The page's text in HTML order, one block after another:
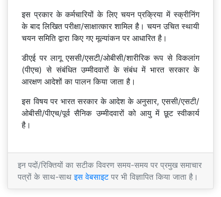
इस प्रकार के कर्मचारियों के लिए चयन प्रक्रिया में स्क्रीनिंग
के बाद लिखित परीक्षा/साक्षात्कार शामिल है। चयन उचित स्थायी
चयन समिति द्वारा किए गए मूल्यांकन पर आधारित है।
डीएई पर लागू एससी/एसटी/ओबीसी/शारीरिक रूप से विकलांग
(पीएच) से संबंधित उम्मीदवारों के संबंध में भारत सरकार के
आरक्षण आदेशों का पालन किया जाता है।
इस विषय पर भारत सरकार के आदेश के अनुसार, एससी/एसटी/
ओबीसी/पीएच/पूर्व सैनिक उम्मीदवारों को आयु में छूट स्वीकार्य
है।
इन पदों/रिक्तियों का सटीक विवरण समय-समय पर प्रमुख समाचार
पत्रों के साथ-साथइस वेबसाइटपर भी विज्ञापित किया जाता है।